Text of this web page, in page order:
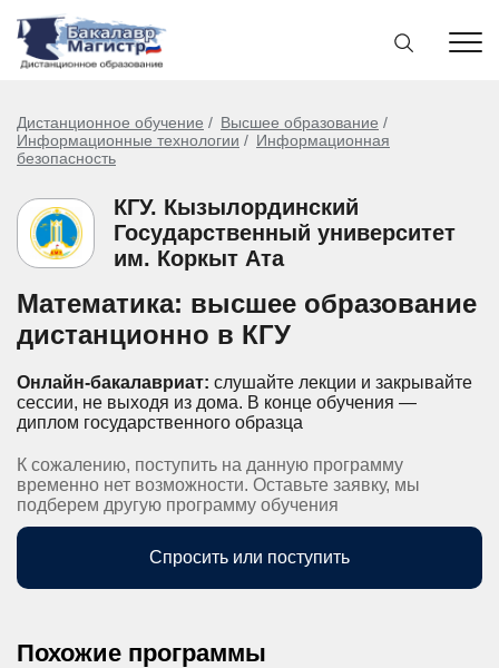
Дистанционное обучение
Высшее образование
Информационные технологии
Информационная
безопасность
КГУ. Кызылординский
Государственный университет
им. Коркыт Ата
Математика: высшее образование
дистанционно в КГУ
Онлайн-бакалавриат: слушайте лекции и закрывайте
сессии, не выходя из дома. В конце обучения —
диплом государственного образца
К сожалению, поступить на данную программу
временно нет возможности. Оставьте заявку, мы
подберем другую программу обучения
Спросить или поступить
Похожие программы